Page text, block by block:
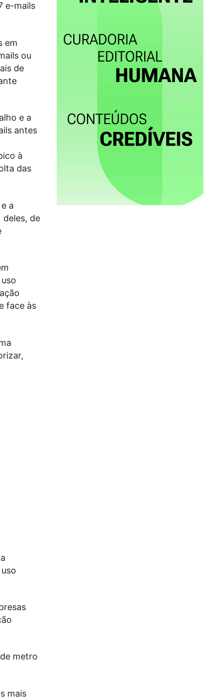
e-mails
em
ou
de
e a
antes
à
das
a
deles, de
face às
metro
mais